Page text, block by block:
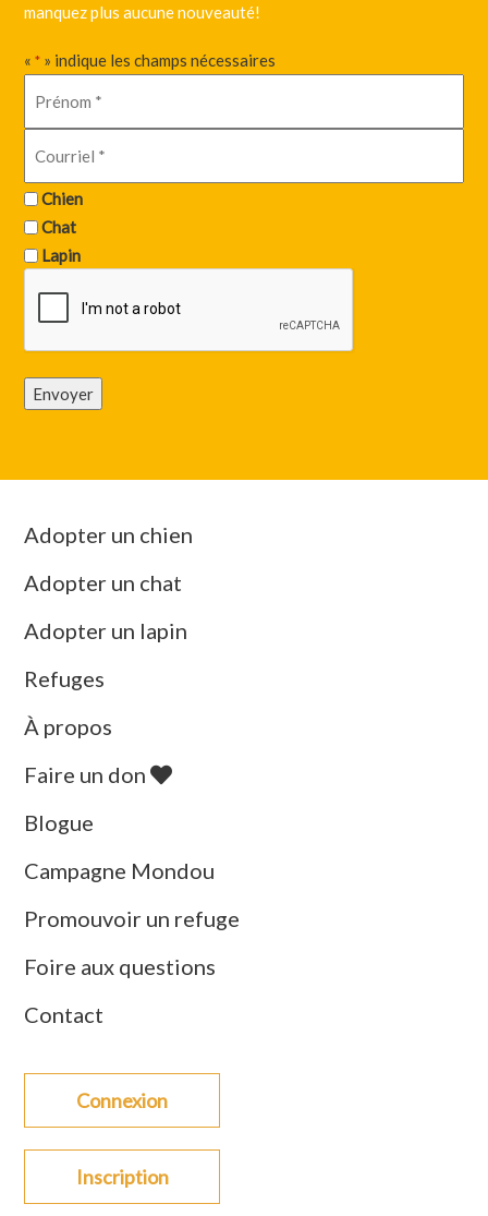
manquez plus aucune nouveauté!
«* » indique les champs nécessaires
Chien
Chat
Lapin
Envoyer
Adopter un chien
Adopter un chat
Adopter un lapin
Refuges
À propos
Faire un don
Blogue
Campagne Mondou
Promouvoir un refuge
Foire aux questions
Contact
Connexion
Inscription